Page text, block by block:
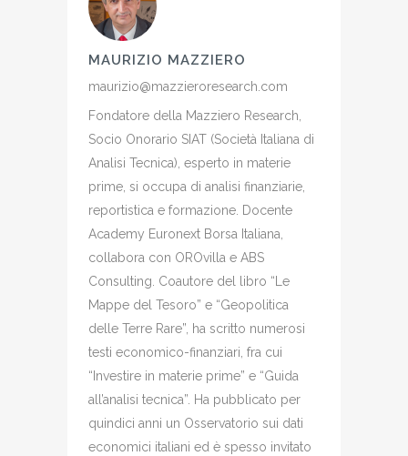
MAURIZIO MAZZIERO
maurizio@mazzieroresearch.com
Fondatore della Mazziero Research,
Socio Onorario SIAT (Società Italiana di
Analisi Tecnica), esperto in materie
prime, si occupa di analisi finanziarie,
reportistica e formazione. Docente
Academy Euronext Borsa Italiana,
collabora con OROvilla e ABS
Consulting. Coautore del libro “Le
Mappe del Tesoro” e “Geopolitica
delle Terre Rare”, ha scritto numerosi
testi economico-finanziari, fra cui
“Investire in materie prime” e “Guida
all’analisi tecnica”. Ha pubblicato per
quindici anni un Osservatorio sui dati
economici italiani ed è spesso invitato